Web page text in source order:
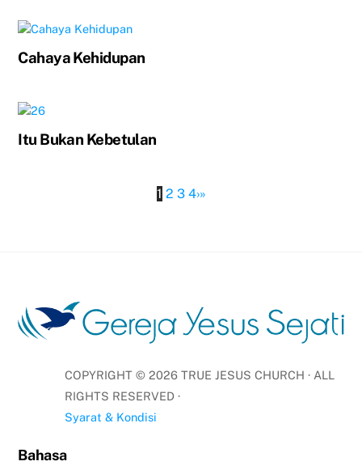
Cahaya Kehidupan
Itu Bukan Kebetulan
1 2 3 4›»
COPYRIGHT © 2026 TRUE JESUS CHURCH · ALL
RIGHTS RESERVED ·
Syarat & Kondisi
Bahasa